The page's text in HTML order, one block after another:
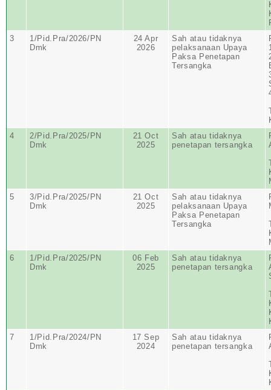
3
1/Pid.Pra/2026/PN
Dmk
24 Apr
2026
Sah atau tidaknya
pelaksanaan Upaya
Paksa Penetapan
Tersangka
4
2/Pid.Pra/2025/PN
Dmk
21 Oct
2025
Sah atau tidaknya
penetapan tersangka
5
3/Pid.Pra/2025/PN
Dmk
21 Oct
2025
Sah atau tidaknya
pelaksanaan Upaya
Paksa Penetapan
Tersangka
6
1/Pid.Pra/2025/PN
Dmk
06 Feb
2025
Sah atau tidaknya
penetapan tersangka
7
1/Pid.Pra/2024/PN
Dmk
17 Sep
2024
Sah atau tidaknya
penetapan tersangka